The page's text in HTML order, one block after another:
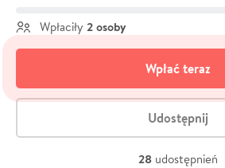
Wpłaciły 2 osoby
Wpłać teraz
Udostępnij
28 udostępnień